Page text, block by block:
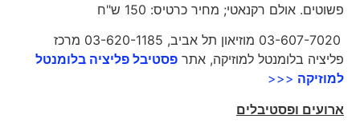
פשוטים. אולם רקנאטי; מחיר כרטיס: 150 ש"ח
03-607-7020 מוזיאון תל אביב, 03-620-1185 מרכז
פליציה בלומנטל למוזיקה, אתרפסטיבל פליציה בלומנטל
למוזיקה<<<
ארועים ופסטיבלים